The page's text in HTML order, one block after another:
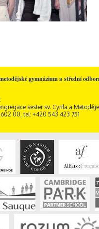
gymnázium a střední
sester sv. Cyrila a
00, tel: +420 543 423 751